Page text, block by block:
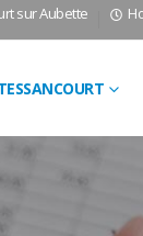
sur Aubette